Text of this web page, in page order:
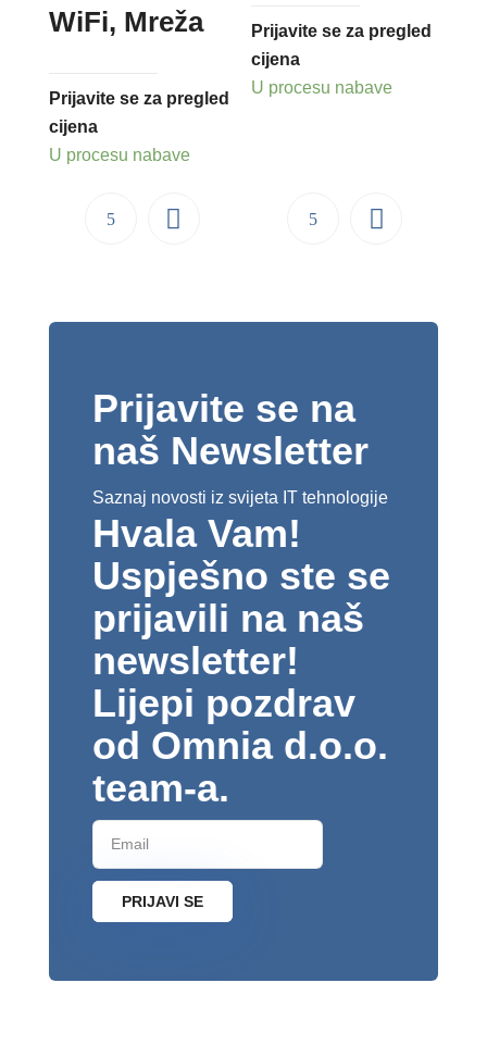
WiFi, Mreža
Prijavite se za pregled
cijena
U procesu nabave
Prijavite se za pregled
cijena
U procesu nabave
Prijavite se na
naš Newsletter
Saznaj novosti iz svijeta IT tehnologije
Hvala Vam!
Uspješno ste se
prijavili na naš
newsletter!
Lijepi pozdrav
od Omnia d.o.o.
team-a.
PRIJAVI SE